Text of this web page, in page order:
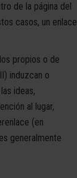
de la página del
casos, un enlace
propios o de
induzcan o
ideas,
al lugar,
(en
generalmente